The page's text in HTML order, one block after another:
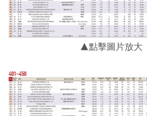
▲點擊圖片放大